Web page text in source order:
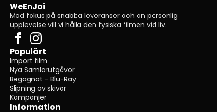
WeEnJoi
Med fokus på snabba leveranser och en personlig
upplevelse vill vi hålla den fysiska filmen vid liv.
Populärt
Import film
Nya Samlarutgåvor
Begagnat - Blu-Ray
Slipning av skivor
Kampanjer
Information